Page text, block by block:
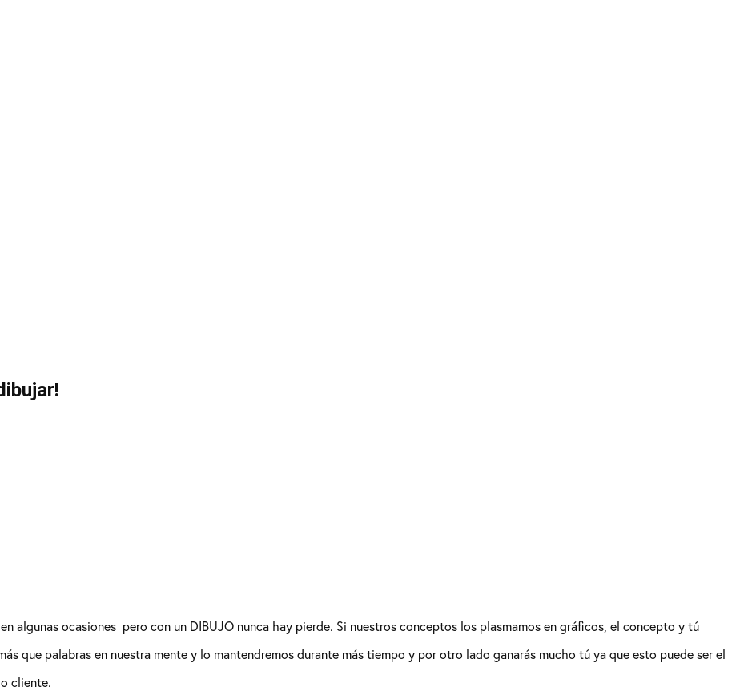
algunas ocasiones pero con un DIBUJO nunca hay pierde. Si nuestros conceptos los plasmamos en gráficos, el concepto y tú
que palabras en nuestra mente y lo mantendremos durante más tiempo y por otro lado ganarás mucho tú ya que esto puede ser el
cliente.